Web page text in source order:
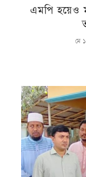
এমপি হয়েও
মে